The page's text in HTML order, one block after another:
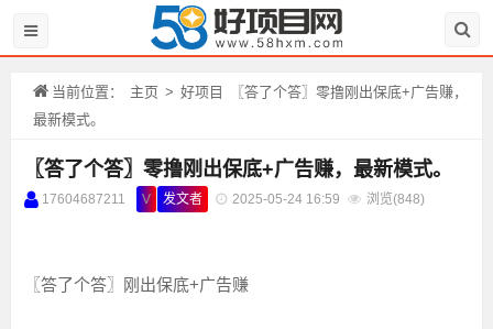
当前位置： 主页 > 好项目
〖答了个答〗零撸刚出保底+广告赚，
最新模式。
〖答了个答〗零撸刚出保底+广告赚，最新模式。
17604687211 V 发文者 2025-05-24 16:59 浏览(848)
〖答了个答〗刚出保底+广告赚